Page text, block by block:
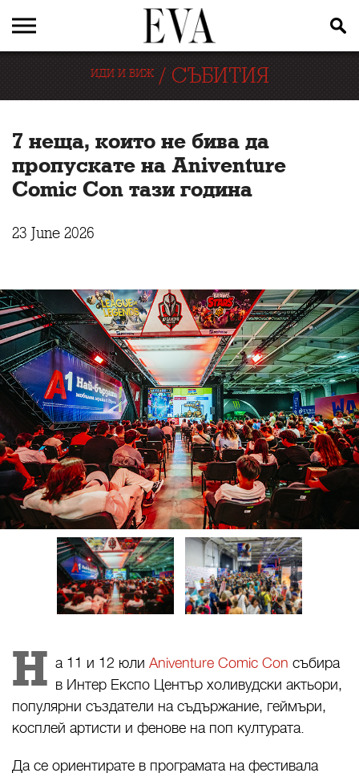
ИДИ И ВИЖ/ СЪБИТИЯ
7 неща, които не бива да
пропускате на Aniventure
Comic Con тази година
23 June 2026
Н а 11 и 12 юли Aniventure Comic Con събира
в Интер Експо Център холивудски актьори,
популярни създатели на съдържание, геймъри,
косплей артисти и фенове на поп културата.
Да се ориентирате в програмата на фестивала